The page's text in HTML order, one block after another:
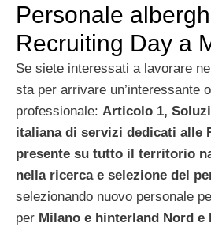
Personale
Recruiting Day a
Se siete interessati a lavorare
sta per arrivare un’interessante
professionale: Articolo 1,
italiana di servizi dedicati alle
presente su tutto il territorio
nella ricerca e selezione del
selezionando nuovo personale
per Milano e hinterland Nord e